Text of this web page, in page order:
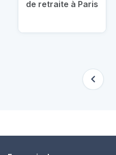
de retraite à Paris